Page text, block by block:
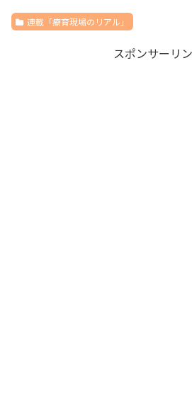
連載「療育現場のリアル」
スポンサーリ